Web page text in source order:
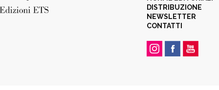
DISTRIBUZIONE
NEWSLETTER
CONTATTI